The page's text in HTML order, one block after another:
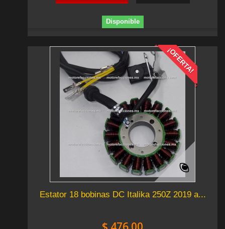
Disponible
¡OFERTA!
Estator 18 bobinas DC Italika 250Z 2019 a...